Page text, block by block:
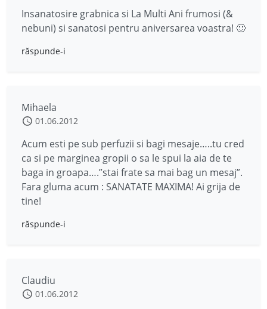
Insanatosire grabnica si La Multi Ani frumosi (&
nebuni) si sanatosi pentru aniversarea voastra! 🙂
răspunde-i
Mihaela
01.06.2012
Acum esti pe sub perfuzii si bagi mesaje…..tu cred
ca si pe marginea gropii o sa le spui la aia de te
baga in groapa….”stai frate sa mai bag un mesaj”.
Fara gluma acum : SANATATE MAXIMA! Ai grija de
tine!
răspunde-i
Claudiu
01.06.2012